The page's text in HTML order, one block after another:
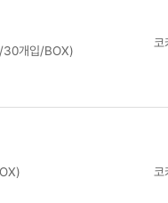
30개입/BOX)
코
코